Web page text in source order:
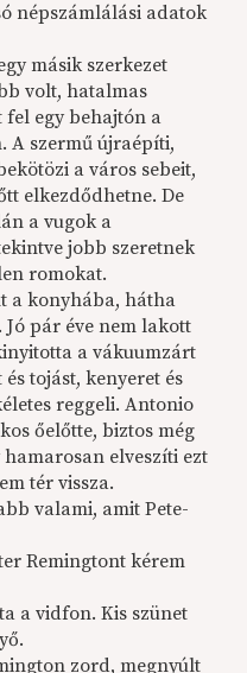
népszámlálási adatok
másik szerkezet
volt, hatalmas
egy behajtón a
A szermű újraépíti,
a város sebeit,
elkezdődhetne. De
a vugok a
jobb szeretnek
romokat.
a konyhába, hátha
pár éve nem lakott
a vákuumzárt
tojást, kenyeret és
reggeli. Antonio
őelőtte, biztos még
elveszíti ezt
tér vissza.
valami, amit Pete-
Remingtont kérem
a vidfon. Kis szünet
zord, megnyúlt